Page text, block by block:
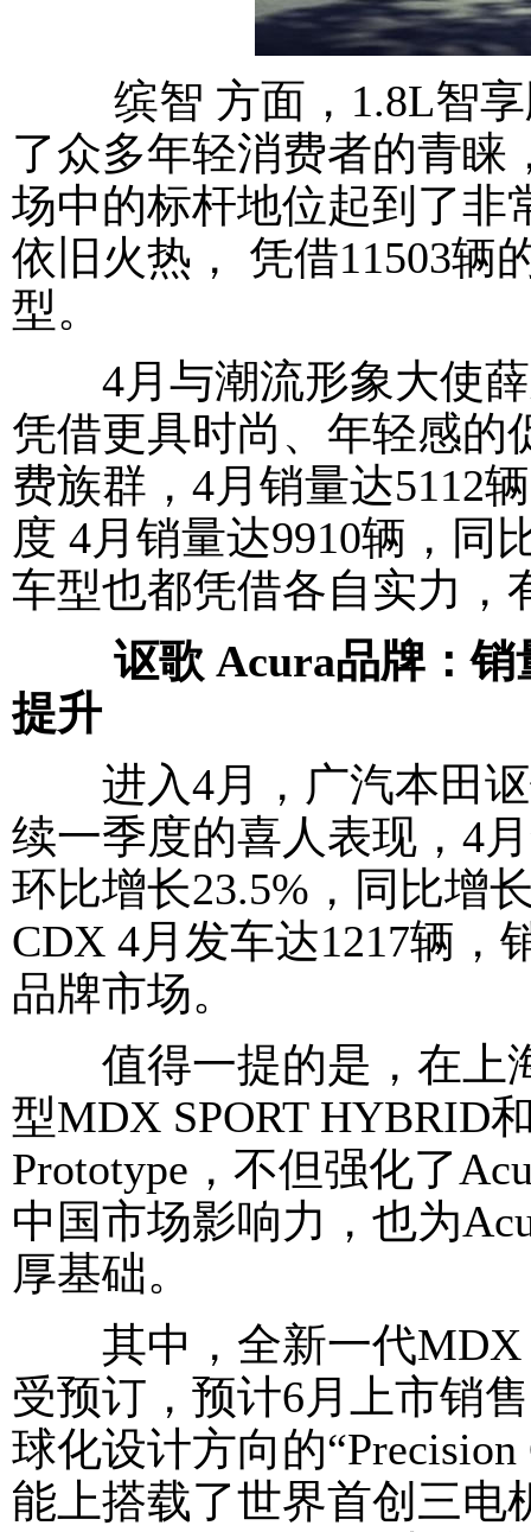
缤智 方面，1.8L智享
了众多年轻消费者的青睐
场中的标杆地位起到了非
依旧火热， 凭借11503辆
型。
4月与潮流形象大使薛
凭借更具时尚、年轻感的
费族群，4月销量达5112
度 4月销量达9910辆，同
车型也都凭借各自实力，
讴歌 Acura品牌：
提升
进入4月，广汽本田讴
续一季度的喜人表现，4
环比增长23.5%，同比增
CDX 4月发车达1217辆，
品牌市场。
值得一提的是，在上
型MDX SPORT HYBRID
Prototype，不但强化了
中国市场影响力，也为
厚基础。
其中，全新一代MDX
受预订，预计6月上市销
球化设计方向的“Precision
能上搭载了世界首创三电